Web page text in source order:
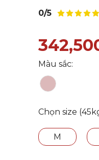
0/5
Màu sắc:
Chọn size
M